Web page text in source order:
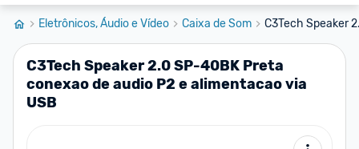
Eletrônicos, Áudio e Vídeo Caixa de Som C3Tech Speaker
C3Tech Speaker 2.0 SP-40BK Preta
conexao de audio P2 e alimentacao via
USB